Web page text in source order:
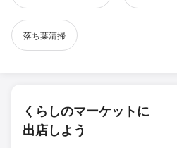
落ち葉清掃
くらしのマーケットに
出店しよう